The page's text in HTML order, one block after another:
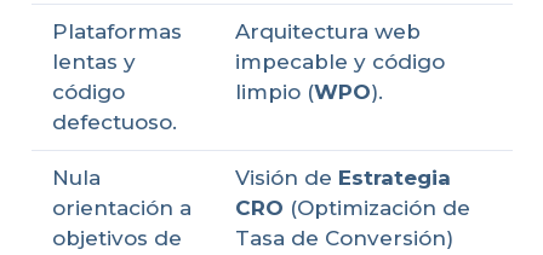
Plataformas
lentas y
código
defectuoso.
Arquitectura web
impecable y código
limpio (WPO).
Nula
orientación a
objetivos de
Visión de Estrategia
CRO (Optimización de
Tasa de Conversión)